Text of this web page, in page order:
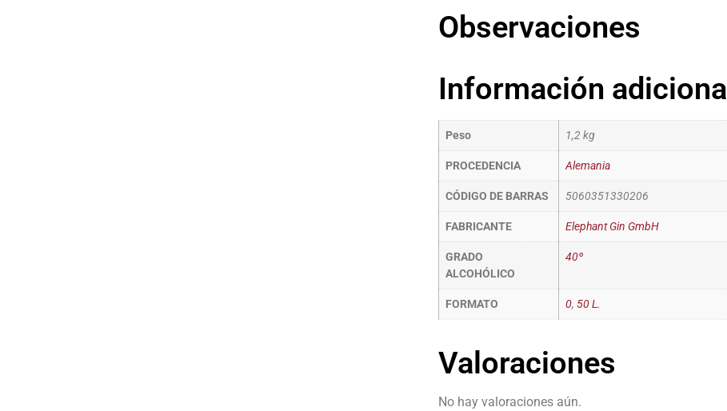
Observaciones
Información adicional
Peso 1,2 kg
PROCEDENCIA Alemania
CÓDIGO DE BARRAS 5060351330206
FABRICANTE Elephant Gin GmbH
GRADO
ALCOHÓLICO
40º
FORMATO 0, 50 L.
Valoraciones
No hay valoraciones aún.